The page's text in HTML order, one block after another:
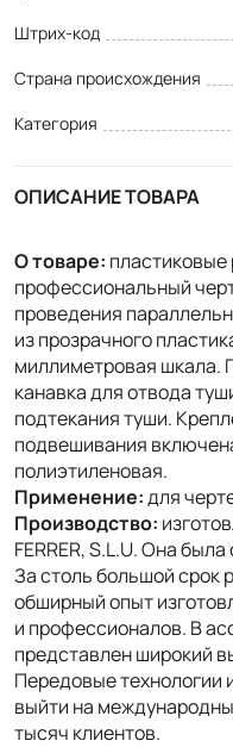
Штрих-код
Страна происхождения
Категория
ОПИСАНИЕ ТОВАРА
О товаре:
профессиональный
проведения
из прозрачного
миллиметровая шкала.
канавка для отвода
подтекания туши.
подвешивания
полиэтиленовая.
Применение:для
Производство:
FERRER, S.L.U. Она
За столь большой срок
обширный опыт
и профессионалов. В
представлен широкий
Передовые технологии
выйти на
тысяч клиентов.